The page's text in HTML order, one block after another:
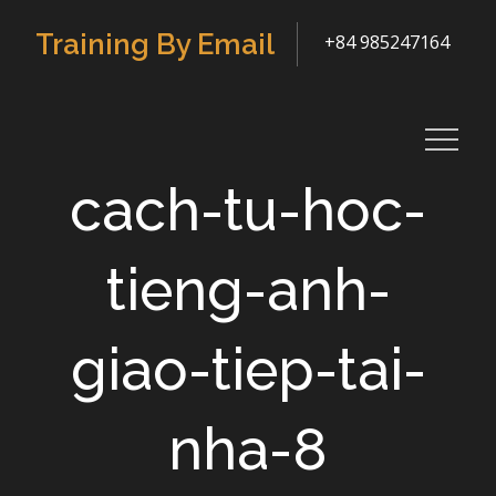
Training By Email +84 985247164
cach-tu-hoc-
tieng-anh-
giao-tiep-tai-
nha-8